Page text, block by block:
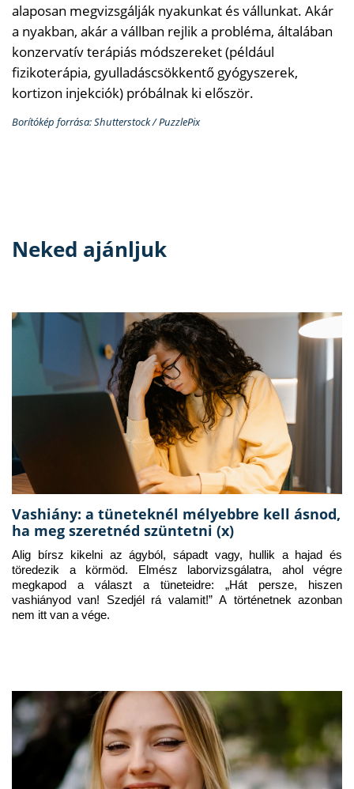
alaposan megvizsgálják nyakunkat és vállunkat. Akár
a nyakban, akár a vállban rejlik a probléma, általában
konzervatív terápiás módszereket (például
fizikoterápia, gyulladáscsökkentő gyógyszerek,
kortizon injekciók) próbálnak ki először.
Borítókép forrása: Shutterstock / PuzzlePix
Neked ajánljuk
Vashiány: a tüneteknél mélyebbre kell ásnod,
ha meg szeretnéd szüntetni (x)
Alig bírsz kikelni az ágyból, sápadt vagy, hullik a hajad és
töredezik a körmöd. Elmész laborvizsgálatra, ahol végre
megkapod a választ a tüneteidre: „Hát persze, hiszen
vashiányod van! Szedjél rá valamit!” A történetnek azonban
nem itt van a vége.